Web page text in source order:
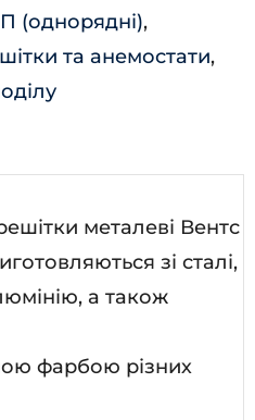
(однорядні),
та анемостати,
металеві Вентс
зі сталі,
а також
фарбою різних